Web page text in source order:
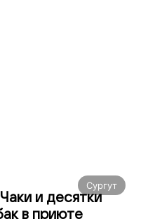
Сургут
и десятки
в приюте